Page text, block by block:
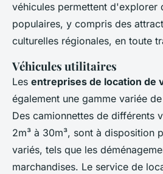
véhicules permettent d'explorer
populaires, y compris des
culturelles régionales, en toute
Véhicules utilitaires
Les entreprises de location de
également une gamme variée
Des camionnettes de différents
2m³ à 30m³, sont à disposition
variés, tels que les
marchandises. Le service de